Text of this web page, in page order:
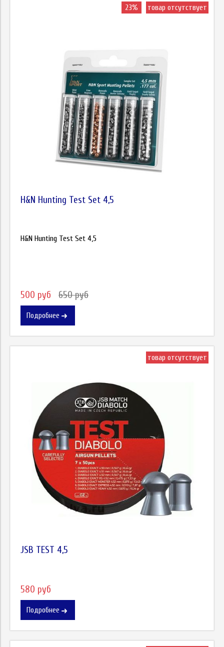
23% товар отсутствует
H&N Hunting Test Set 4,5
H&N Hunting Test Set 4,5
500 руб 650 руб
Подробнее
товар отсутствует
JSB TEST 4,5
580 руб
Подробнее